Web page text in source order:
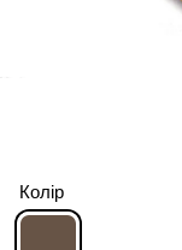
Колір